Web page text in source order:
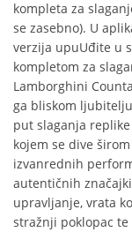
kompleta za
se zasebno). U
verzija upuUđite u
kompletom za
Lamborghini
ga bliskom
put slaganja
kojem se dive
izvanrednih
autentičnih
upravljanje, vrata
stražnji poklopac